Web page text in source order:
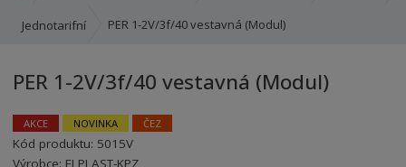
t
o
í
t
r
a
Jednotarifní PER 1-2V/3f/40 vestavná (Modul)
PER 1-2V/3f/40 vestavná (Modul)
AKCE NOVINKA ČEZ
Kód produktu: 5015V
Kód výrobce: 8595208633270
Kód dodavatele:8595208633270
Výrobce: ELPLAST-KPZ